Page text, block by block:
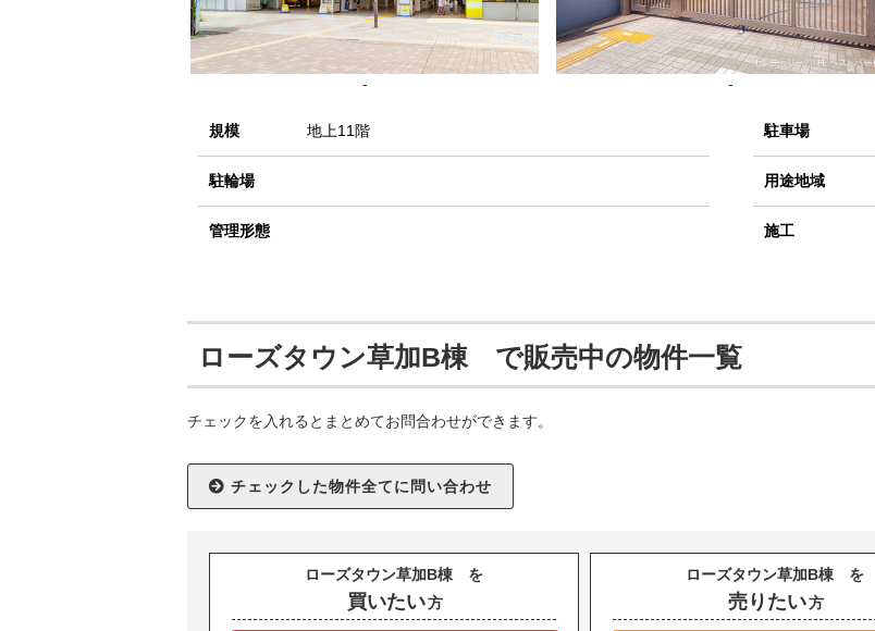
- -
規模 地上11階
駐輪場
管理形態
駐車場
用途地域
施工
ローズタウン草加B棟 で販売中の物件一覧
チェックを入れるとまとめてお問合わせができます。
ローズタウン草加B棟 を
買いたい方
ローズタウン草加B棟 を
売りたい方